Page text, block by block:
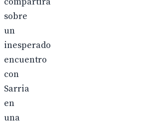
sobre
un
inesperado
encuentro
con
Sarria
en
una